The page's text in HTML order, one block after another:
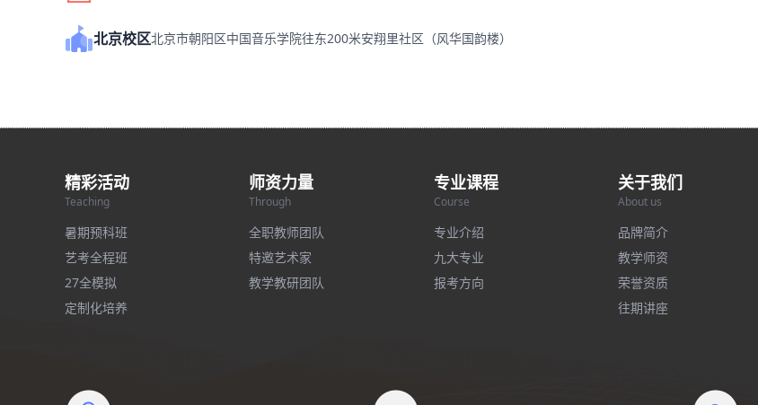
北京校区北京市朝阳区中国音乐学院往东200米安翔里社区（风华国韵楼）
精彩活动
Teaching
暑期预科班
艺考全程班
27全模拟
定制化培养
师资力量
Through
全职教师团队
特邀艺术家
教学教研团队
专业课程
Course
专业介绍
九大专业
报考方向
关于我们
About us
品牌简介
教学师资
荣誉资质
往期讲座